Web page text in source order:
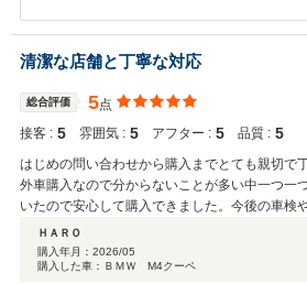
ざいます。距離はございますが、今後も安
だけるようできる限りのお手伝いをさせて頂
ともどうぞ宜しくお願い致します。
清潔な店舗と丁寧な対応
総合評価 5点
接客 : 5 雰囲気 : 5 アフター : 5 品質 : 5
はじめの問い合わせから購入までとても親切で
外車購入なので分からないことが多い中一つ一
いたので安心して購入できました。今後の車検
うと思います。
ＨＡＲＯ
購入年月： 2026/05
購入した車：ＢＭＷ M4クーペ